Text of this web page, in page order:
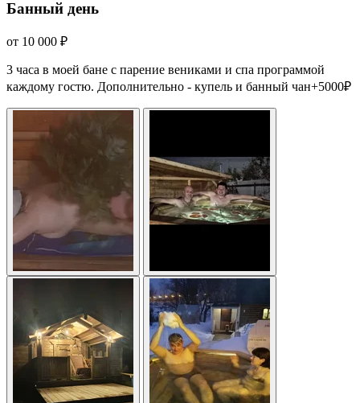
Банный день
от 10 000 ₽
3 часа в моей бане с парение вениками и спа программой
каждому гостю. Дополнительно - купель и банный чан+5000₽